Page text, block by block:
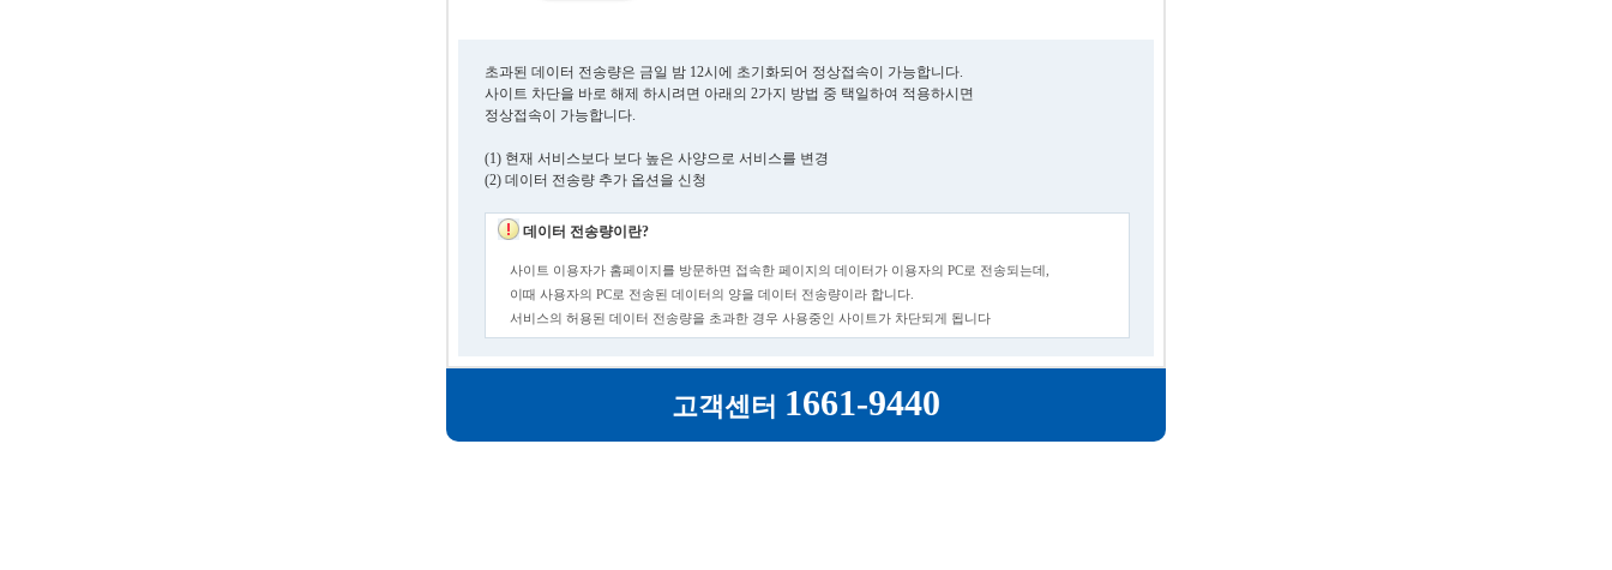
초과된 데이터 전송량은 금일 밤 12시에 초기화되어 정상접속이 가능합니다.
사이트 차단을 바로 해제 하시려면 아래의 2가지 방법 중 택일하여 적용하시면
정상접속이 가능합니다.
(1) 현재 서비스보다 보다 높은 사양으로 서비스를 변경
(2) 데이터 전송량 추가 옵션을 신청
데이터 전송량이란?
사이트 이용자가 홈페이지를 방문하면 접속한 페이지의 데이터가 이용자의 PC로 전송되는데,
이때 사용자의 PC로 전송된 데이터의 양을 데이터 전송량이라 합니다.
서비스의 허용된 데이터 전송량을 초과한 경우 사용중인 사이트가 차단되게 됩니다
고객센터 1661-9440